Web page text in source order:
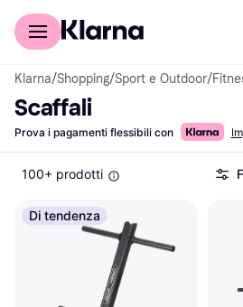
Per il tuo shopping
Klarna/Shopping/Sport e Outdoor/
Scaffali
Prova i pagamenti flessibili con
100+ prodotti
Di tendenza